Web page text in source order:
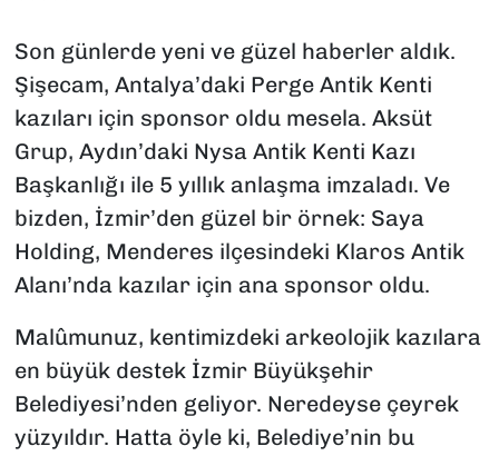
Son günlerde yeni ve güzel haberler aldık.
Şişecam, Antalya’daki Perge Antik Kenti
kazıları için sponsor oldu mesela. Aksüt
Grup, Aydın’daki Nysa Antik Kenti Kazı
Başkanlığı ile 5 yıllık anlaşma imzaladı. Ve
bizden, İzmir’den güzel bir örnek: Saya
Holding, Menderes ilçesindeki Klaros Antik
Alanı’nda kazılar için ana sponsor oldu.
Malûmunuz, kentimizdeki arkeolojik kazılara
en büyük destek İzmir Büyükşehir
Belediyesi’nden geliyor. Neredeyse çeyrek
yüzyıldır. Hatta öyle ki, Belediye’nin bu